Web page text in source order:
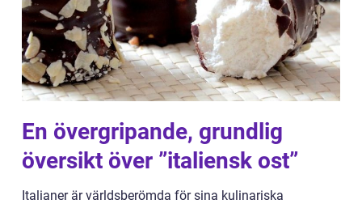
En övergripande, grundlig
översikt över ”italiensk ost”
Italianer är världsberömda för sina kulinariska